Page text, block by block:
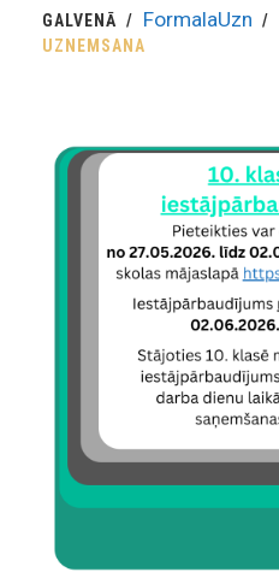
GALVENĀ FormalaUzn
UZNEMSANA